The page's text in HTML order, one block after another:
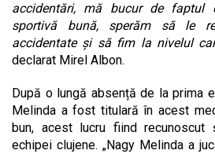
accidentări, mă bucur de
sportivă bună, sperăm să le
accidentate și să fim la nivelul
declarat Mirel Albon.
După o lungă absență de la prima
Melinda a fost titulară în acest
bun, acest lucru fiind recunoscut
echipei clujene. „Nagy Melinda a